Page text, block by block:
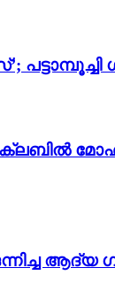
ക്ലബിൽ
ആദ്യ